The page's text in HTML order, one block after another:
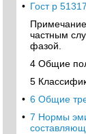
• Гост р
частным
фазой.
4 Общие
5
• 6 Общие
• 7 Нормы